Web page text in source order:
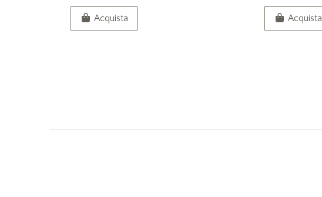
Acquista Acquista